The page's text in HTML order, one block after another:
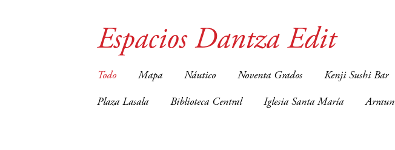
Espacios Dantza Edit
Todo Mapa Náutico Noventa Grados Kenji Sushi Bar
Plaza Lasala Biblioteca Central Iglesia Santa María Arraun